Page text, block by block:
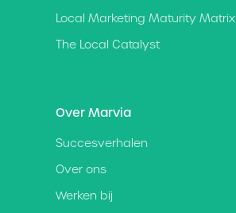
Local Marketing Maturity Matrix
The Local Catalyst
Over Marvia
Succesverhalen
Over ons
Werken bij